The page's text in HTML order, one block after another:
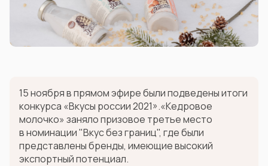
15 ноября в прямом эфире были подведены итоги
конкурса «Вкусы россии 2021».«Кедровое
молочко» заняло призовое третье место
в номинации "Вкус без границ", где были
представлены бренды, имеющие высокий
экспортный потенциал.